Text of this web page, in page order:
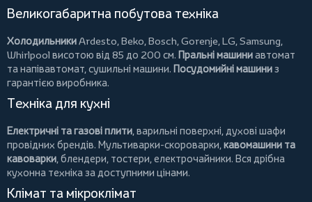
Великогабаритна побутова техніка
ХолодильникиArdesto, Beko, Bosch, Gorenje, LG, Samsung,
Whirlpool висотою від 85 до 200 см. Пральні машиниавтомат
та напівавтомат, сушильні машини. Посудомийні машиниз
гарантією виробника.
Техніка для кухні
Електричні та газові плити, варильні поверхні, духові шафи
провідних брендів. Мультиварки-скороварки, кавомашини та
кавоварки, блендери, тостери, електрочайники. Вся дрібна
кухонна техніка за доступними цінами.
Клімат та мікроклімат